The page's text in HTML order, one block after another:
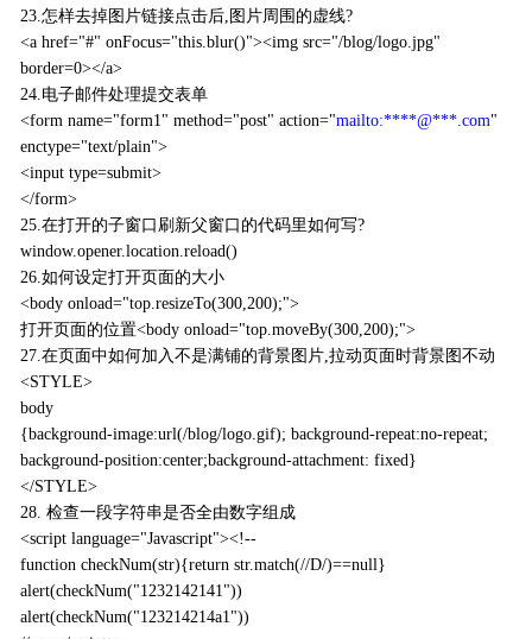
23.怎样去掉图片链接点击后,图片周围的虚线?
<a href="#" onFocus="this.blur()"><img src="/blog/logo.jpg"
border=0></a>
24.电子邮件处理提交表单
<form name="form1" method="post" action="mailto:****@***.com"
enctype="text/plain">
<input type=submit>
</form>
25.在打开的子窗口刷新父窗口的代码里如何写?
window.opener.location.reload()
26.如何设定打开页面的大小
<body onload="top.resizeTo(300,200);">
打开页面的位置<body onload="top.moveBy(300,200);">
27.在页面中如何加入不是满铺的背景图片,拉动页面时背景图不动
<STYLE>
body
{background-image:url(/blog/logo.gif); background-repeat:no-repeat;
background-position:center;background-attachment: fixed}
</STYLE>
28. 检查一段字符串是否全由数字组成
<script language="Javascript"><!--
function checkNum(str){return str.match(//D/)==null}
alert(checkNum("1232142141"))
alert(checkNum("123214214a1"))